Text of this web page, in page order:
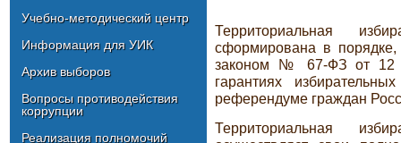
Учебно-методический центр
Информация для УИК
Архив выборов
Вопросы противодействия
коррупции
Реализация полномочий
Территориальная
сформирована в
законом № 67-ФЗ от 12
гарантиях
референдуме граждан
Территориальная